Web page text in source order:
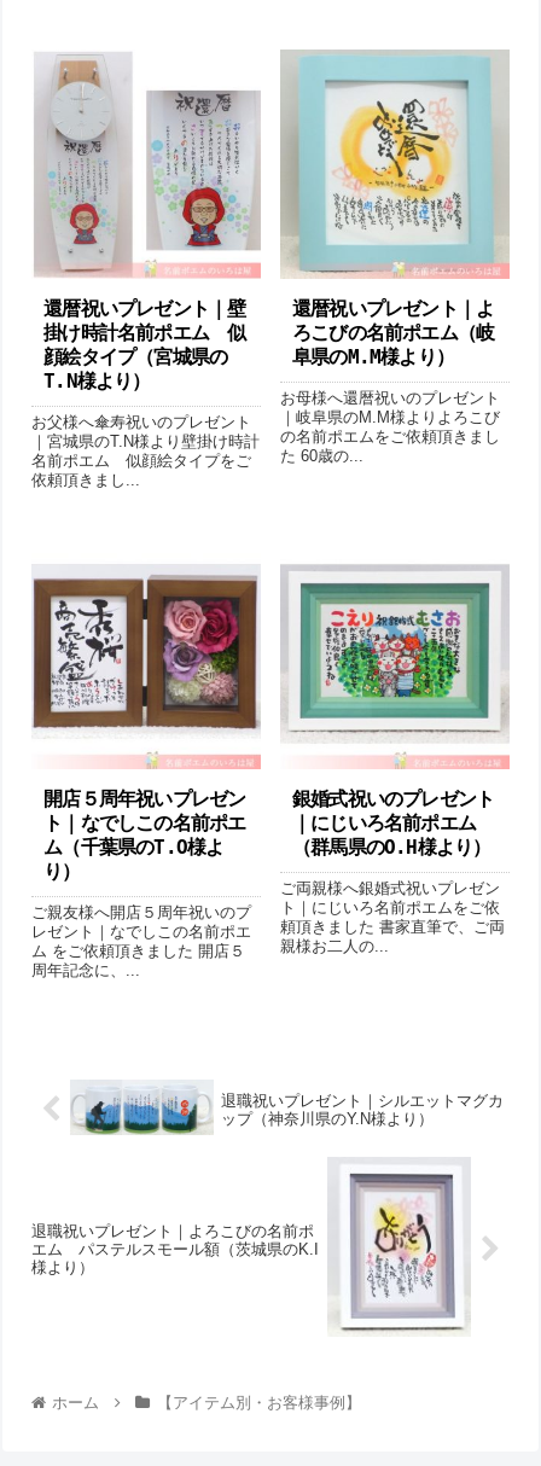
還暦祝いプレゼント｜壁
掛け時計名前ポエム 似
顔絵タイプ（宮城県の
T.N様より ）
お父様へ傘寿祝いのプレゼント
｜宮城県のT.N様より壁掛け時計
名前ポエム 似顔絵タイプをご
依頼頂きまし...
還暦祝いプレゼント｜よ
ろこびの名前ポエム（岐
阜県のM.M様より ）
お母様へ還暦祝いのプレゼント
｜岐阜県のM.M様よりよろこび
の名前ポエムをご依頼頂きまし
た 60歳の...
開店５周年祝いプレゼン
ト｜なでしこの名前ポエ
ム（千葉県のT.O様よ
り ）
ご親友様へ開店５周年祝いのプ
レゼント｜なでしこの名前ポエ
ム をご依頼頂きました 開店５
周年記念に、...
銀婚式祝いのプレゼント
｜にじいろ名前ポエム
（群馬県のO.H様より ）
ご両親様へ銀婚式祝いプレゼン
ト｜にじいろ名前ポエムをご依
頼頂きました 書家直筆で、ご両
親様お二人の...
退職祝いプレゼント｜シルエットマグカ
ップ（神奈川県のY.N様より）
退職祝いプレゼント｜よろこびの名前ポ
エム パステルスモール額（茨城県のK.I
様より）
ホーム 【アイテム別・お客様事例】